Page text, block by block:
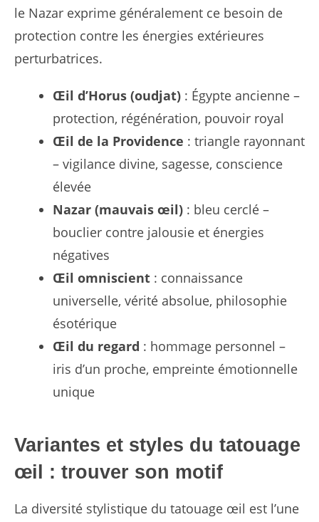
le Nazar exprime généralement ce besoin de
protection contre les énergies extérieures
perturbatrices.
Œil d’Horus (oudjat) : Égypte ancienne –
protection, régénération, pouvoir royal
Œil de la Providence : triangle rayonnant
– vigilance divine, sagesse, conscience
élevée
Nazar (mauvais œil) : bleu cerclé –
bouclier contre jalousie et énergies
négatives
Œil omniscient : connaissance
universelle, vérité absolue, philosophie
ésotérique
Œil du regard : hommage personnel –
iris d’un proche, empreinte émotionnelle
unique
Variantes et styles du tatouage
œil : trouver son motif
La diversité stylistique du tatouage œil est l’une